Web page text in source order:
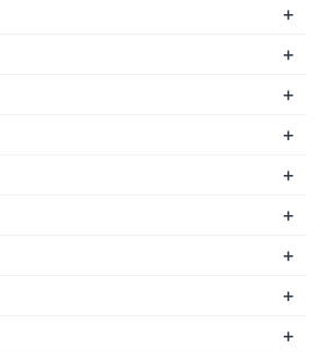
+
+
+
+
+
+
+
+
+